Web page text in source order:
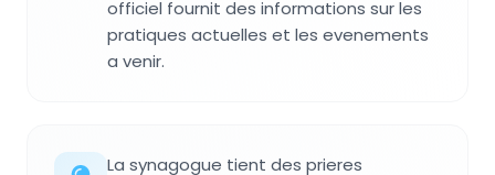
officiel fournit des informations sur les
pratiques actuelles et les evenements
a venir.
La synagogue tient des prieres